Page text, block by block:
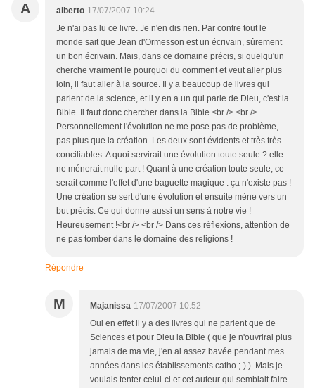
A alberto 17/07/2007 10:24
Je n'ai pas lu ce livre. Je n'en dis rien. Par contre tout le
monde sait que Jean d'Ormesson est un écrivain, sûrement
un bon écrivain. Mais, dans ce domaine précis, si quelqu'un
cherche vraiment le pourquoi du comment et veut aller plus
loin, il faut aller à la source. Il y a beaucoup de livres qui
parlent de la science, et il y en a un qui parle de Dieu, c'est la
Bible. Il faut donc chercher dans la Bible.<br /> <br />
Personnellement l'évolution ne me pose pas de problème,
pas plus que la création. Les deux sont évidents et très très
conciliables. A quoi servirait une évolution toute seule ? elle
ne ménerait nulle part ! Quant à une création toute seule, ce
serait comme l'effet d'une baguette magique : ça n'existe pas !
Une création se sert d'une évolution et ensuite mène vers un
but précis. Ce qui donne aussi un sens à notre vie !
Heureusement !<br /> <br /> Dans ces réflexions, attention de
ne pas tomber dans le domaine des religions !
Répondre
M Majanissa 17/07/2007 10:52
Oui en effet il y a des livres qui ne parlent que de
Sciences et pour Dieu la Bible ( que je n'ouvrirai plus
jamais de ma vie, j'en ai assez bavée pendant mes
années dans les établissements catho ;-) ). Mais je
voulais tenter celui-ci et cet auteur qui semblait faire